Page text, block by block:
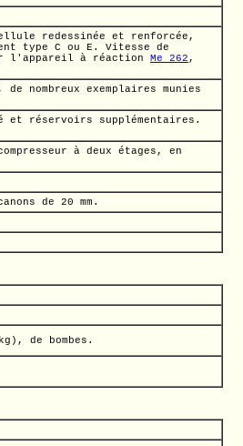
redessinée et renforcée,
type C ou E. Vitesse de
l'appareil à réaction Me 262 ,
nombreux exemplaires munies
et réservoirs supplémentaires.
à deux étages, en
de 20 mm.
de bombes.